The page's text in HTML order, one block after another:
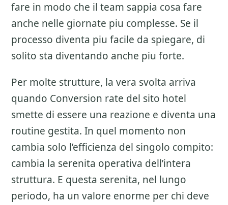
fare in modo che il team sappia cosa fare
anche nelle giornate piu complesse. Se il
processo diventa piu facile da spiegare, di
solito sta diventando anche piu forte.
Per molte strutture, la vera svolta arriva
quando Conversion rate del sito hotel
smette di essere una reazione e diventa una
routine gestita. In quel momento non
cambia solo l’efficienza del singolo compito:
cambia la serenita operativa dell’intera
struttura. E questa serenita, nel lungo
periodo, ha un valore enorme per chi deve